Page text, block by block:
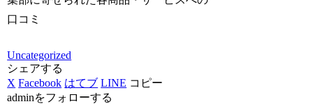
口コミ
Uncategorized
シェアする
X Facebook はてブ LINE コピー
adminをフォローする